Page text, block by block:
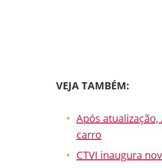
VEJA TAMBÉM:
Após
carro
CTVI inaugura